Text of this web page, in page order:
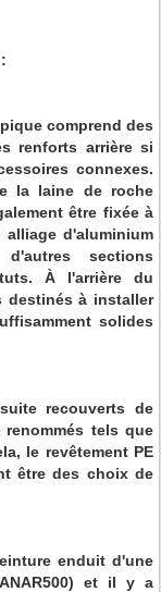
comprend des
renforts arrière si
connexes.
la laine de roche
être fixée à
alliage d'aluminium
sections
À l'arrière du
destinés à installer
solides
recouverts de
tels que
le revêtement PE
être des choix de
enduit d'une
et il y a